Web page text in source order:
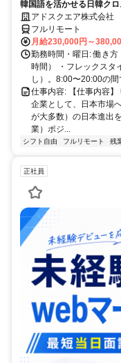
韓国語を活かせる日韓ク
レックス
アドスクエア株式会社
フルリモート
月給230,000円～
勤務時間・曜日: 働き
時間） ・フレックスタ
し）。8:00〜20:00の
仕事内容: 【仕事内容
企業として、日本市場
が大多数）の日本進出
業）ポジ...
シフト自由 フルリモート 残
正社員